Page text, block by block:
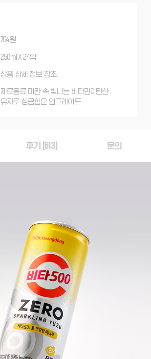
704원
250ml X 24입
상품 상세 정보 참조
제로음료 대란 속 빛나는 비타민C 탄산
유자로 상큼함은 업그레이드
후기 [ 613] 문의